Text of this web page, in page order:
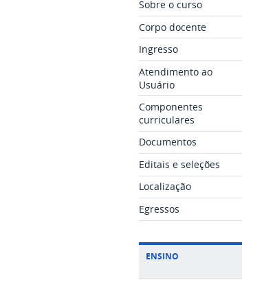
Sobre o curso
Corpo docente
Ingresso
Atendimento ao
Usuário
Componentes
curriculares
Documentos
Editais e seleções
Localização
Egressos
ENSINO